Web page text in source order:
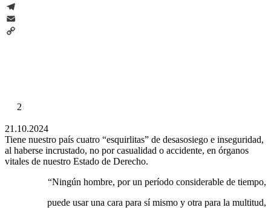
WhatsApp
Telegram
Email
2
21.10.2024
Tiene nuestro país cuatro “esquirlitas” de desasosiego e inseguridad,
al haberse incrustado, no por casualidad o accidente, en órganos
vitales de nuestro Estado de Derecho.
“Ningún hombre, por un período considerable de tiempo,
puede usar una cara para sí mismo y otra para la multitud,